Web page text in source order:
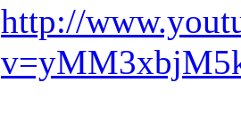
http://